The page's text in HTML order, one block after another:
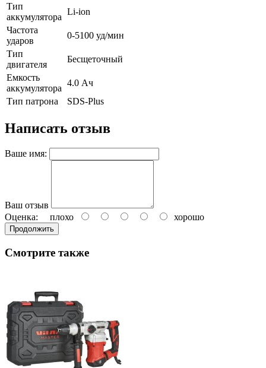
Тип
аккумулятора
Li-ion
Частота
ударов
0-5100 уд/мин
Тип
двигателя
Бесщеточный
Емкость
аккумулятора
4.0 Ач
Тип патрона
SDS-Plus
Написать отзыв
Ваше имя:
Ваш отзыв
Оценка: плохо хорошо
Продолжить
Смотрите также